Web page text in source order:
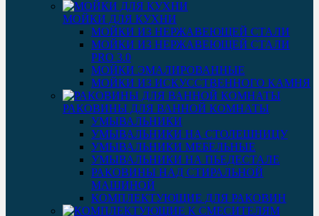
МОЙКИ ДЛЯ КУХНИ
МОЙКИ ИЗ НЕРЖАВЕЮЩЕЙ СТАЛИ
МОЙКИ ИЗ НЕРЖАВЕЮЩЕЙ СТАЛИ
PRO 3.0
МОЙКИ ЭМАЛИРОВАННЫЕ
МОЙКИ ИЗ ИСКУССТВЕННОГО КАМНЯ
РАКОВИНЫ ДЛЯ ВАННОЙ КОМНАТЫ
УМЫВАЛЬНИКИ
УМЫВАЛЬНИКИ НА СТОЛЕШНИЦУ
УМЫВАЛЬНИКИ МЕБЕЛЬНЫЕ
УМЫВАЛЬНИКИ НА ПЬЕДЕСТАЛЕ
РАКОВИНЫ НАД СТИРАЛЬНОЙ
МАШИНОЙ
КОМПЛЕКТУЮЩИЕ ДЛЯ РАКОВИН